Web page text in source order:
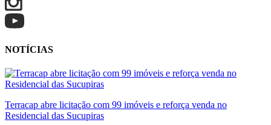
NOTÍCIAS
Terracap abre licitação com 99 imóveis e reforça venda no
Residencial das Sucupiras